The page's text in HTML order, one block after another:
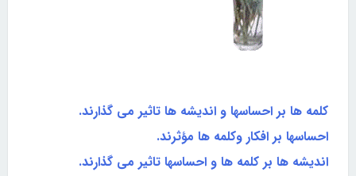
کلمه ها بر احساسها و اندیشه ها تاثیر می گذارند.
احساسها بر افکار وکلمه ها مؤثرند.
اندیشه ها بر کلمه ها و احساسها تاثیر می گذارند.